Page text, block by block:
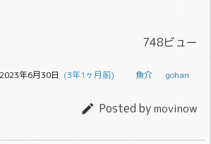
748ビュー
2023年6月30日
  (3年1ヶ月前)
魚介 gohan
 Posted bymovinow